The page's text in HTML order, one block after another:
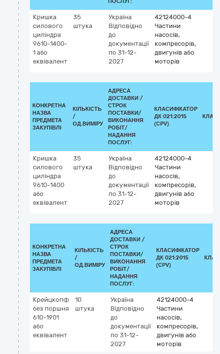
Кришка
силового
циліндра
9610-1400-
1 або
еквівалент
35
штука
Україна
Відповідно
до
документації
по 31-12-
2027
42124000-4
Частини
насосів,
компресорів,
двигунів або
моторів
КОНКРЕТНА
НАЗВА
ПРЕДМЕТА
ЗАКУПІВЛІ
КІЛЬКІСТЬ
/
ОД.ВИМІРУ
АДРЕСА
ДОСТАВКИ /
СТРОК
ПОСТАВКИ/
ВИКОНАННЯ
РОБІТ/
НАДАННЯ
ПОСЛУГ:
КЛАСИФІКАТОР
ДК 021:2015
(CPV)
Кришка
силового
циліндра
9610-1400
або
еквівалент
35
штука
Україна
Відповідно
до
документації
по 31-12-
2027
42124000-4
Частини
насосів,
компресорів,
двигунів або
моторів
КОНКРЕТНА
НАЗВА
ПРЕДМЕТА
ЗАКУПІВЛІ
КІЛЬКІСТЬ
/
ОД.ВИМІРУ
АДРЕСА
ДОСТАВКИ /
СТРОК
ПОСТАВКИ/
ВИКОНАННЯ
РОБІТ/
НАДАННЯ
ПОСЛУГ:
КЛАСИФІКАТОР
ДК 021:2015
(CPV)
Крейцкопф
без поршня
610-1901
або
еквівалент
10
штука
Україна
Відповідно
до
документації
по 31-12-
2027
42124000-4
Частини
насосів,
компресорів,
двигунів або
моторів